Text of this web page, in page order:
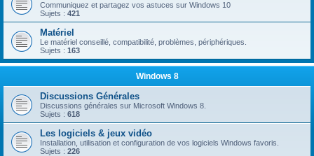
Communiquez et partagez vos astuces sur Windows 10
Sujets : 421
Matériel
Le matériel conseillé, compatibilité, problèmes, périphériques.
Sujets : 163
Windows 8
Discussions Générales
Discussions générales sur Microsoft Windows 8.
Sujets : 618
Les logiciels & jeux vidéo
Installation, utilisation et configuration de vos logiciels Windows favoris.
Sujets : 226